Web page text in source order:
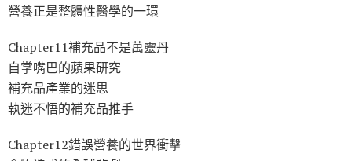
營養正是整體性醫學的一環
Chapter11補充品不是萬靈丹
自掌嘴巴的蘋果研究
補充品產業的迷思
執迷不悟的補充品推手
Chapter12錯誤營養的世界衝擊